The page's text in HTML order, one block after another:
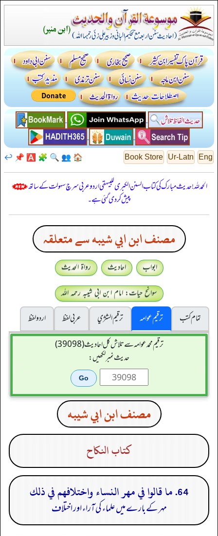
Eng
Ur-Latn
Book Store
🏠
👥
🔍
🧩
🅰️
📌
↩️
الحمدللہ! حدیث مبارک کی کتاب السنن الكبرى للبيهقي اردو عربی سرچ سہولت کے ساتھ
پیش کر دی گئی ہے۔
مصنف ابن ابي شيبه سے متعلقہ
ابواب احادیث
رواۃ الحدیث
سوانح حیات: امام ابن ابی شیبہ رحمہ اللہ
تمام کتب
ترقیم عوامہ ترقيم الشژي عربی لفظ
اردو لفظ
ترقیم محمدعوامہ سے تلاش کل احادیث (39098)
حدیث نمبر لکھیں:
مصنف ابن ابي شيبه
كتاب النكاح
64. ما قالوا في مهر النساء واختلافهم في ذلك
مہر کے بارے میں علماء کی آراء اور اختلاف